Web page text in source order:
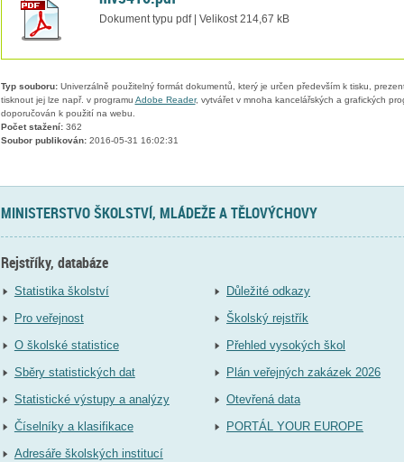
Dokument typu pdf | Velikost 214,67 kB
Typ souboru:Univerzálně použitelný formát dokumentů, který je určen především k tisku,
tisknout jej lze např. v programu Adobe Reader, vytvářet v mnoha kancelářských a grafických
doporučován k použití na webu.
Počet stažení:362
Soubor publikován:2016-05-31 16:02:31
MINISTERSTVO ŠKOLSTVÍ, MLÁDEŽE A TĚLOVÝCHOVY
Rejstříky, databáze
Statistika školství
Pro veřejnost
O školské statistice
Sběry statistických dat
Statistické výstupy a analýzy
Číselníky a klasifikace
Adresáře školských institucí
Důležité odkazy
Školský rejstřík
Přehled vysokých škol
Plán veřejných zakázek 2026
Otevřená data
PORTÁL YOUR EUROPE